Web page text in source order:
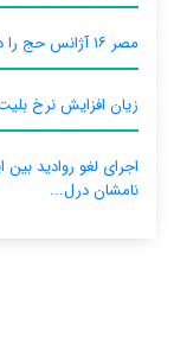
مصر ۱۶ آژانس حج را دادگاهی می‌کند
زیان افزایش نرخ
اجرای لغو روادید
نامشان درل...